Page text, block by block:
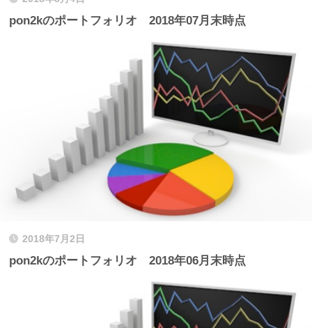
pon2kのポートフォリオ 2018年07月末時点
2018年7月2日
pon2kのポートフォリオ 2018年06月末時点